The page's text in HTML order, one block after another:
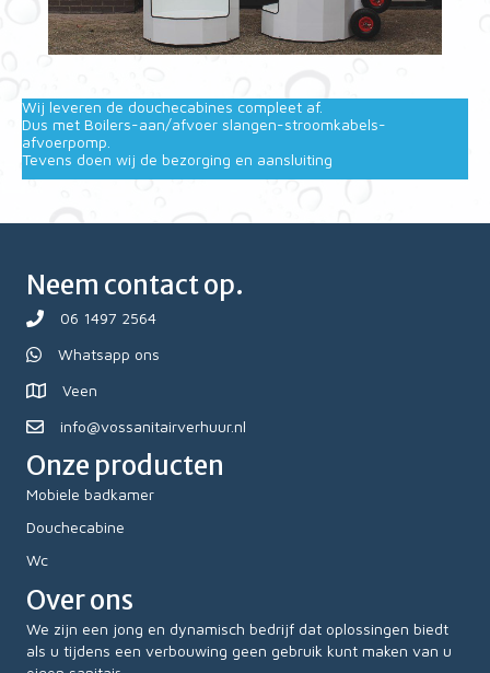
Wij leveren de douchecabines compleet af.
Dus met Boilers-aan/afvoer slangen-stroomkabels-
afvoerpomp.
Tevens doen wij de bezorging en aansluiting
Neem contact op.
06 1497 2564
Whatsapp ons
Veen
info@vossanitairverhuur.nl
Onze producten
Mobiele badkamer
Douchecabine
Wc
Over ons
We zijn een jong en dynamisch bedrijf dat oplossingen biedt
als u tijdens een verbouwing geen gebruik kunt maken van u